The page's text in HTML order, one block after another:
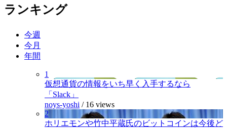
ランキング
今週
今月
年間
1
仮想通貨の情報をいち早く入手するなら
「Slack」
noys-yoshi / 16 views
2
ホリエモンや竹中平蔵氏のビットコインは今後ど